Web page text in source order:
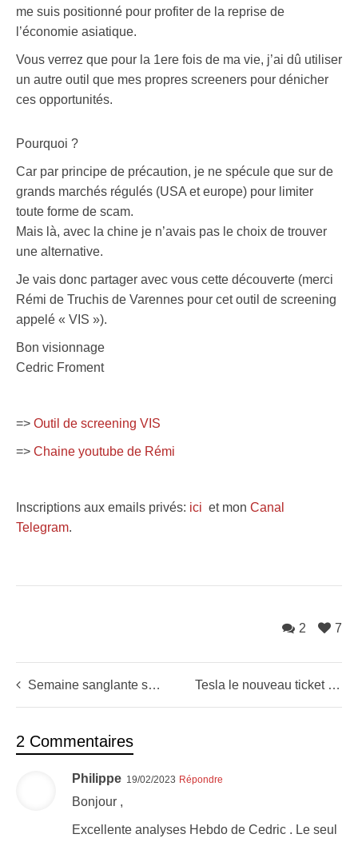
me suis positionné pour profiter de la reprise de
l’économie asiatique.
Vous verrez que pour la 1ere fois de ma vie, j’ai dû utiliser
un autre outil que mes propres screeners pour dénicher
ces opportunités.
Pourquoi ?
Car par principe de précaution, je ne spécule que sur de
grands marchés régulés (USA et europe) pour limiter
toute forme de scam.
Mais là, avec la chine je n’avais pas le choix de trouver
une alternative.
Je vais donc partager avec vous cette découverte (merci
Rémi de Truchis de Varennes pour cet outil de screening
appelé « VIS »).
Bon visionnage
Cedric Froment
=> Outil de screening VIS
=> Chaine youtube de Rémi
Inscriptions aux emails privés: ici et mon Canal
Telegram.
7
2
Semaine sanglante sur les marchés (faut-il paniquer ?) Tesla le nouveau ticket de loto X10
2 Commentaires
Philippe 19/02/2023 Répondre
Bonjour ,
Excellente analyses Hebdo de Cedric . Le seul